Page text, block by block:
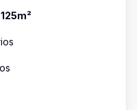
125m²
s
s